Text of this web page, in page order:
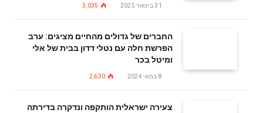
31 בינואר 2025 3,035
החברים של גדולים מהחיים מציגים: ערב
הפרשת חלה עם נטלי דדון בבית של אלי
ומיטל בכר
8 במאי 2024 2,630
צעירה ישראלית הותקפה ונדקרה בדירתה